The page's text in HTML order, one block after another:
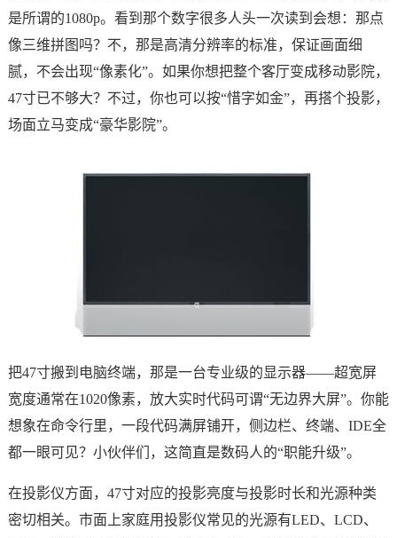
是所谓的1080p。看到那个数字很多人头一次读到会想：那点
像三维拼图吗？不，那是高清分辨率的标准，保证画面细
腻，不会出现“像素化”。如果你想把整个客厅变成移动影院，
47寸已不够大？不过，你也可以按“惜字如金”，再搭个投影，
场面立马变成“豪华影院”。
把47寸搬到电脑终端，那是一台专业级的显示器——超宽屏
宽度通常在1020像素，放大实时代码可谓“无边界大屏”。你能
想象在命令行里，一段代码满屏铺开，侧边栏、终端、IDE全
都一眼可见？小伙伴们，这简直是数码人的“职能升级”。
在投影仪方面，47寸对应的投影亮度与投影时长和光源种类
密切相关。市面上家庭用投影仪常见的光源有LED、LCD、